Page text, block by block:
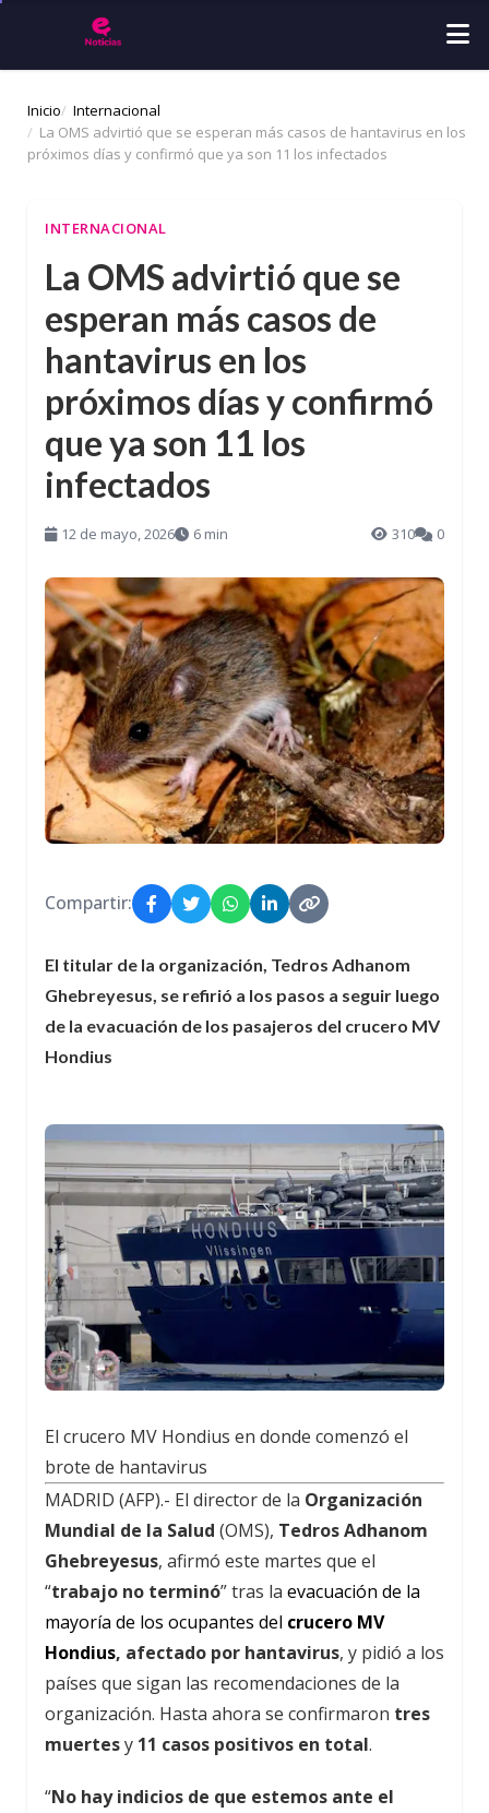
Inicio
Internacional
La OMS advirtió que se esperan más casos de hantavirus en los
próximos días y confirmó que ya son 11 los infectados
INTERNACIONAL
La OMS advirtió que se
esperan más casos de
hantavirus en los
próximos días y confirmó
que ya son 11 los
infectados
12 de mayo, 2026 6 min 310 0
Compartir:
El titular de la organización, Tedros Adhanom
Ghebreyesus, se refirió a los pasos a seguir luego
de la evacuación de los pasajeros del crucero MV
Hondius
El crucero MV Hondius en donde comenzó el
brote de hantavirus
MADRID (AFP).- El director de la Organización
Mundial de la Salud (OMS), Tedros Adhanom
Ghebreyesus, afirmó este martes que el
“trabajo no terminó” tras la evacuación de la
mayoría de los ocupantes del crucero MV
Hondius, afectado por hantavirus, y pidió a los
países que sigan las recomendaciones de la
organización. Hasta ahora se confirmaron tres
muertesy 11 casos positivos en total.
“No hay indicios de que estemos ante el